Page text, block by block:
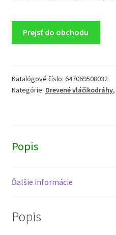
Prejsť do obchodu
Katalógové číslo: 647069508032
Kategórie: Drevené vláčikodráhy,
Popis
Ďalšie informácie
Popis